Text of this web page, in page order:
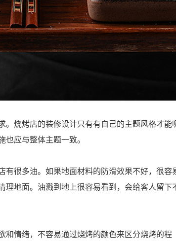
。烧烤店的装修设计只有有自己的主题风格才能
应与整体主题一致。
有很多油。如果地面材料的防滑效果不好，很容
理地面。油溅到地上很容易看到，会给客人留下
和情绪，不容易通过烧烤的颜色来区分烧烤的程